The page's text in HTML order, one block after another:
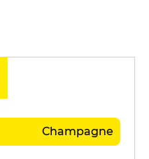
Champagne